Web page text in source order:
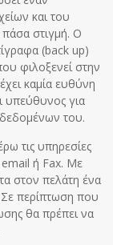
και του
στιγμή. Ο
(back up)
φιλοξενεί στην
καμία ευθύνη
υπεύθυνος για
του.
τις υπηρεσίες
email ή Fax. Με
στον πελάτη ένα
Σε περίπτωση που
θα πρέπει να